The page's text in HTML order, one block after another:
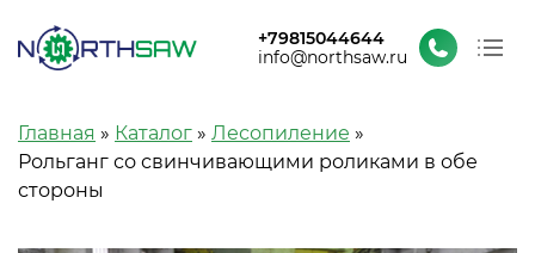
Каталог
+79815044644
info@northsaw.ru
Строка навигации
Главная Каталог
Лесопиление
Рольганг со свинчивающими роликами в обе
стороны